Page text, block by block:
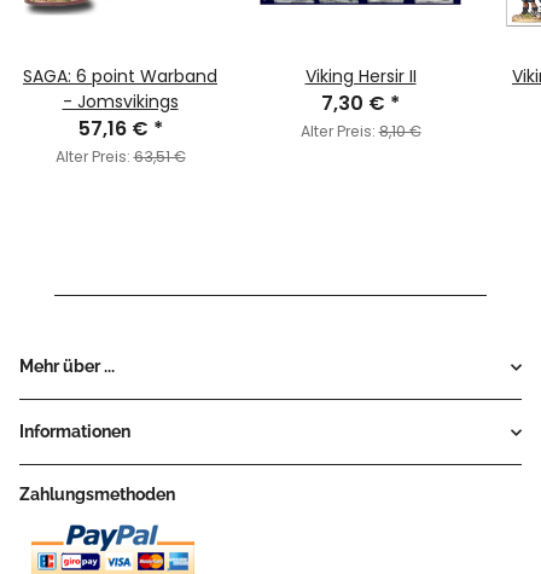
SAGA: 6 point Warband
- Jomsvikings
57,16 € *
Alter Preis:63,51 €
Viking Hersir II
7,30 € *
Alter Preis:8,10 €
Mehr über ...
Informationen
Zahlungsmethoden